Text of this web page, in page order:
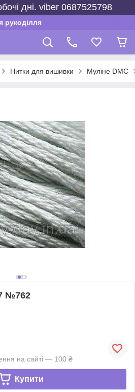
дні. viber 0687525798
рукоділля
Нитки для вишивки Муліне DMC
№762
на сайті — 100 ₴
Купити